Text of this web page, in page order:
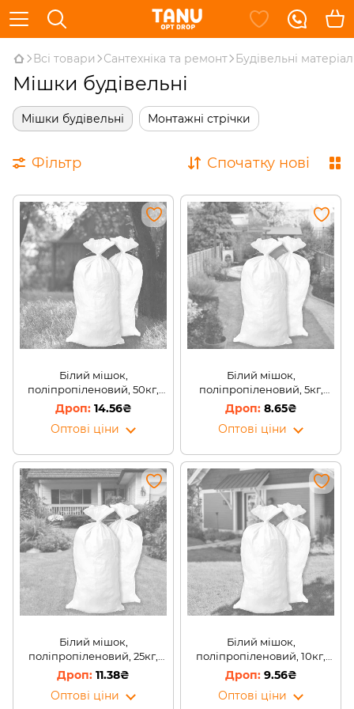
Всі товари Сантехніка та ремонт Будівельні
Мішки будівельні
Мішки будівельні Монтажні стрічки
Фільтр Спочатку нові
Білий мішок,
поліпропіленовий, 50кг,
55*100 см
14.56₴
Оптові ціни
Білий мішок,
поліпропіленовий, 5кг,
30*45 см
8.65₴
Оптові ціни
Білий мішок,
поліпропіленовий, 25кг,
50*75 см
11.38₴
Оптові ціни
Білий мішок,
поліпропіленовий, 10кг,
40*55 см
9.56₴
Оптові ціни